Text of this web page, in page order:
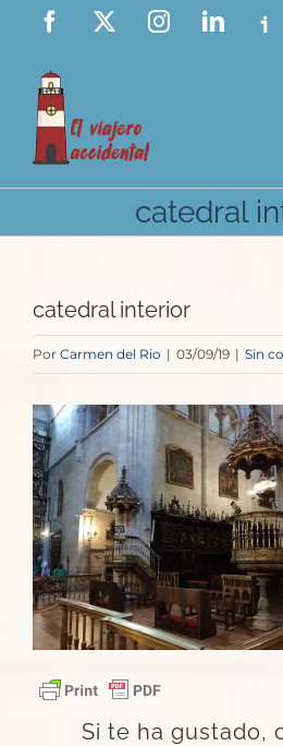
Saltar
contenido
Facebook Instagram
catedral
catedral interior
Por Carmen del Rio | 03/09/19 | Sin
Si te ha gustado,